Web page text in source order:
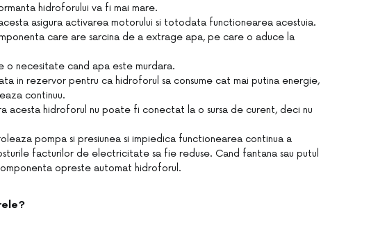
hidroforului va fi mai mare.
asigura activarea motorului si totodata functionearea acestuia.
care are sarcina de a extrage apa, pe care o aduce la
o necesitate cand apa este murdara.
in rezervor pentru ca hidroforul sa consume cat mai putina energie,
continuu.
acesta hidroforul nu poate fi conectat la o sursa de curent, deci nu
pompa si presiunea si impiedica functionearea continua a
facturilor de electricitate sa fie reduse. Cand fantana sau putul
opreste automat hidroforul.